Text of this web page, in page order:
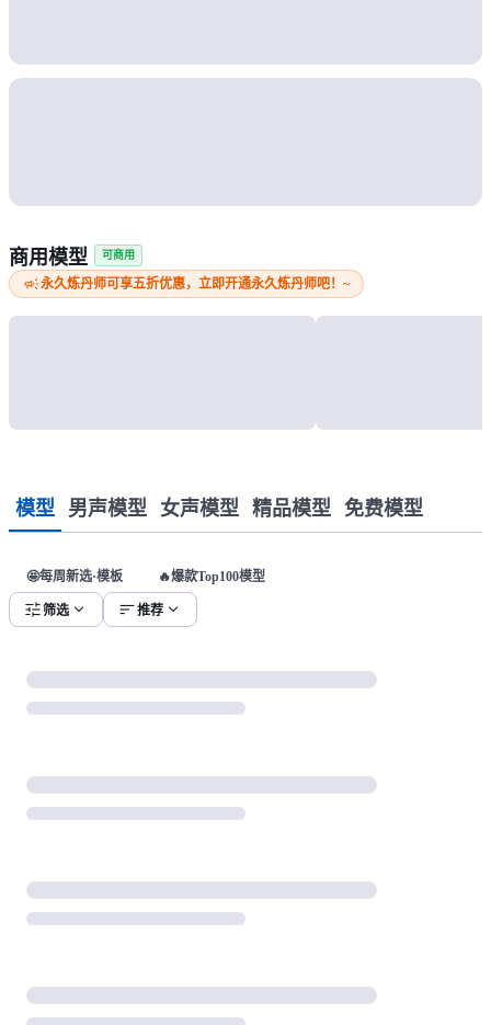
商用模型 可商用
campaign永久炼丹师可享五折优惠，立即开通永久炼丹师吧！~
模型 男声模型 女声模型 精品模型 免费模型
🤩每周新选·模板 🔥爆款Top100模型
tune筛选 expand_more sort推荐 expand_more